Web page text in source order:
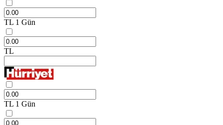
TL 1 Gün
TL
TL 1 Gün